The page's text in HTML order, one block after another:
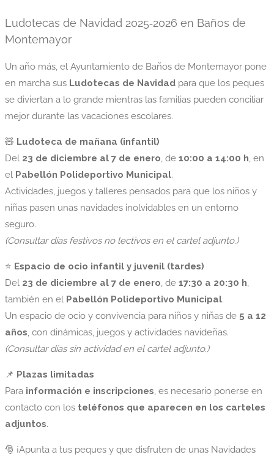
Ludotecas de Navidad 2025‑2026 en Baños de
Montemayor
Un año más, el Ayuntamiento de Baños de Montemayor pone
en marcha sus Ludotecas de Navidad para que los peques
se diviertan a lo grande mientras las familias pueden conciliar
mejor durante las vacaciones escolares.
🧸 Ludoteca de mañana (infantil)
Del 23 de diciembre al 7 de enero, de 10:00 a 14:00 h, en
el Pabellón Polideportivo Municipal.
Actividades, juegos y talleres pensados para que los niños y
niñas pasen unas navidades inolvidables en un entorno
seguro.
(Consultar días festivos no lectivos en el cartel adjunto.)
⭐ Espacio de ocio infantil y juvenil (tardes)
Del 23 de diciembre al 7 de enero, de 17:30 a 20:30 h,
también en el Pabellón Polideportivo Municipal.
Un espacio de ocio y convivencia para niños y niñas de 5 a 12
años, con dinámicas, juegos y actividades navideñas.
(Consultar días sin actividad en el cartel adjunto.)
📌 Plazas limitadas
Para información e inscripciones, es necesario ponerse en
contacto con los teléfonos que aparecen en los carteles
adjuntos.
🎅 ¡Apunta a tus peques y que disfruten de unas Navidades